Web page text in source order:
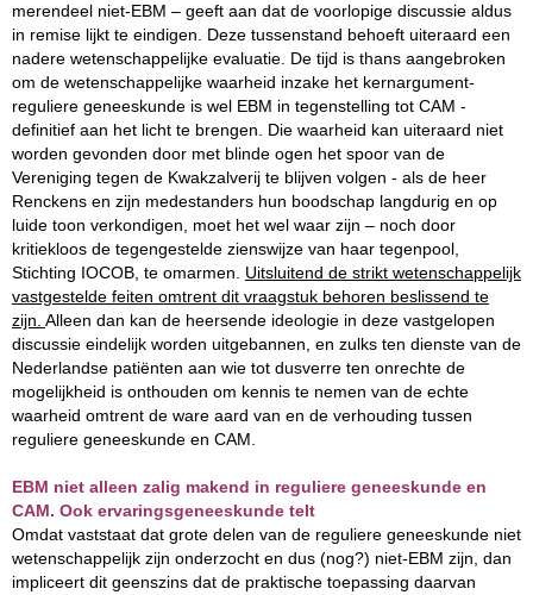
merendeel niet-EBM – geeft aan dat de voorlopige discussie aldus
in remise lijkt te eindigen. Deze tussenstand behoeft uiteraard een
nadere wetenschappelijke evaluatie. De tijd is thans aangebroken
om de wetenschappelijke waarheid inzake het kernargument-
reguliere geneeskunde is wel EBM in tegenstelling tot CAM -
definitief aan het licht te brengen. Die waarheid kan uiteraard niet
worden gevonden door met blinde ogen het spoor van de
Vereniging tegen de Kwakzalverij te blijven volgen - als de heer
Renckens en zijn medestanders hun boodschap langdurig en op
luide toon verkondigen, moet het wel waar zijn – noch door
kritiekloos de tegengestelde zienswijze van haar tegenpool,
Stichting IOCOB, te omarmen. Uitsluitend de strikt wetenschappelijk
vastgestelde feiten omtrent dit vraagstuk behoren beslissend te
zijn. Alleen dan kan de heersende ideologie in deze vastgelopen
discussie eindelijk worden uitgebannen, en zulks ten dienste van de
Nederlandse patiënten aan wie tot dusverre ten onrechte de
mogelijkheid is onthouden om kennis te nemen van de echte
waarheid omtrent de ware aard van en de verhouding tussen
reguliere geneeskunde en CAM.
EBM niet alleen zalig makend in reguliere geneeskunde en
CAM. Ook ervaringsgeneeskunde telt
Omdat vaststaat dat grote delen van de reguliere geneeskunde niet
wetenschappelijk zijn onderzocht en dus (nog?) niet-EBM zijn, dan
impliceert dit geenszins dat de praktische toepassing daarvan